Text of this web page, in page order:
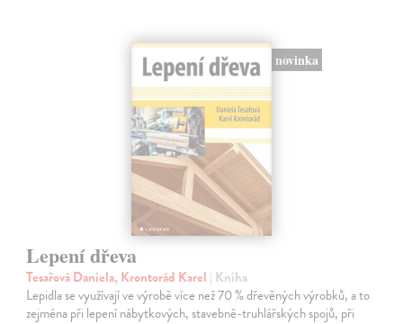
novinka
Lepení dřeva
Tesařová Daniela, Krontorád Karel | Kniha
Lepidla se využívají ve výrobě více než 70 % dřevěných výrobků, a to
zejména při lepení nábytkových, stavebně-truhlářských spojů, při